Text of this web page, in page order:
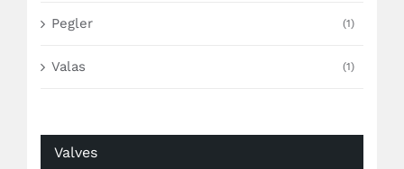
Pegler (1)
Valas (1)
Valves